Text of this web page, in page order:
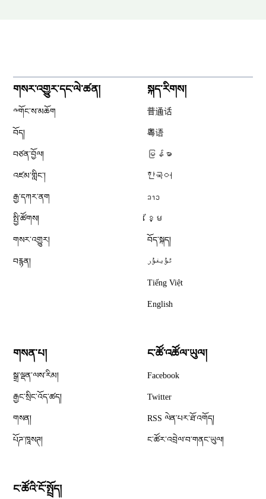
གསར་འགྱུར་དང་ལེ་ཚན།
༸གོང་ས་མཆོག
བོད།
བཙན་བྱོལ།
འཛམ་གླིང༌།
རྒྱ་དཀར་ནག
སྤྱི་ཚོགས།
གསར་འགྱུར།
བརྙན།
སྐད་རིགས།
普通话
粤语
မြန်မာ
한국어
ລາວ
ខ្មែ
བོད་སྐད།
ئۇيغۇر
Tiếng Việt
English
གསན་པ།
སྒྲ་ལྡན་ལས་རིམ།
རྒྱང་སྲིང་འོད་ཚད།
གསན།
པོཌ་ཁཱསཊ།
ང་ཚོ་འཚོལ་ཡུལ།
Facebook
Twitter
RSS ལེན་པར་ཐོ་འགོད།
ང་ཚོར་འབྲེལ་བ་གནང་ཡུལ།
ང་ཚོའི་ངོ་སྤྲོད།